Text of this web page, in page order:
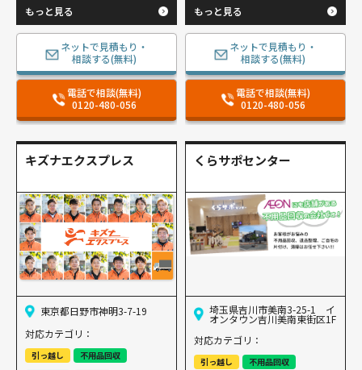
もっと見る
ネットで見積もり・
相談する(無料)
電話で相談(無料)
0120-480-056
もっと見る
ネットで見積もり・
相談する(無料)
電話で相談(無料)
0120-480-056
キズナエクスプレス
東京都日野市神明3-7-19
対応カテゴリ：
引っ越し
不用品回収
くらサポセンター
埼玉県吉川市美南3-25-1 イ
オンタウン吉川美南東街区1F
対応カテゴリ：
引っ越し
不用品回収